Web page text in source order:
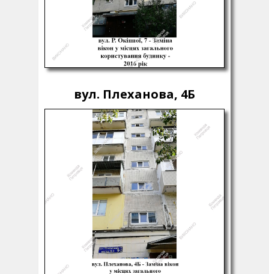
вул. Плеханова, 4Б